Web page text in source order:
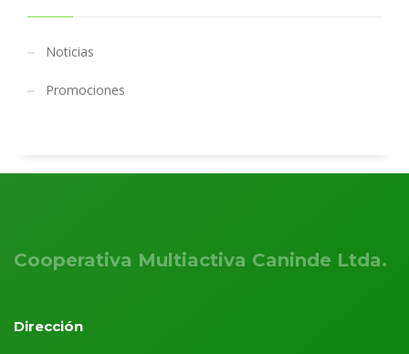
Noticias
Promociones
Cooperativa Multiactiva Caninde Ltda.
Dirección